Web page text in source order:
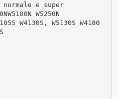
e super
W5250N
W4130S, W5130S W4180